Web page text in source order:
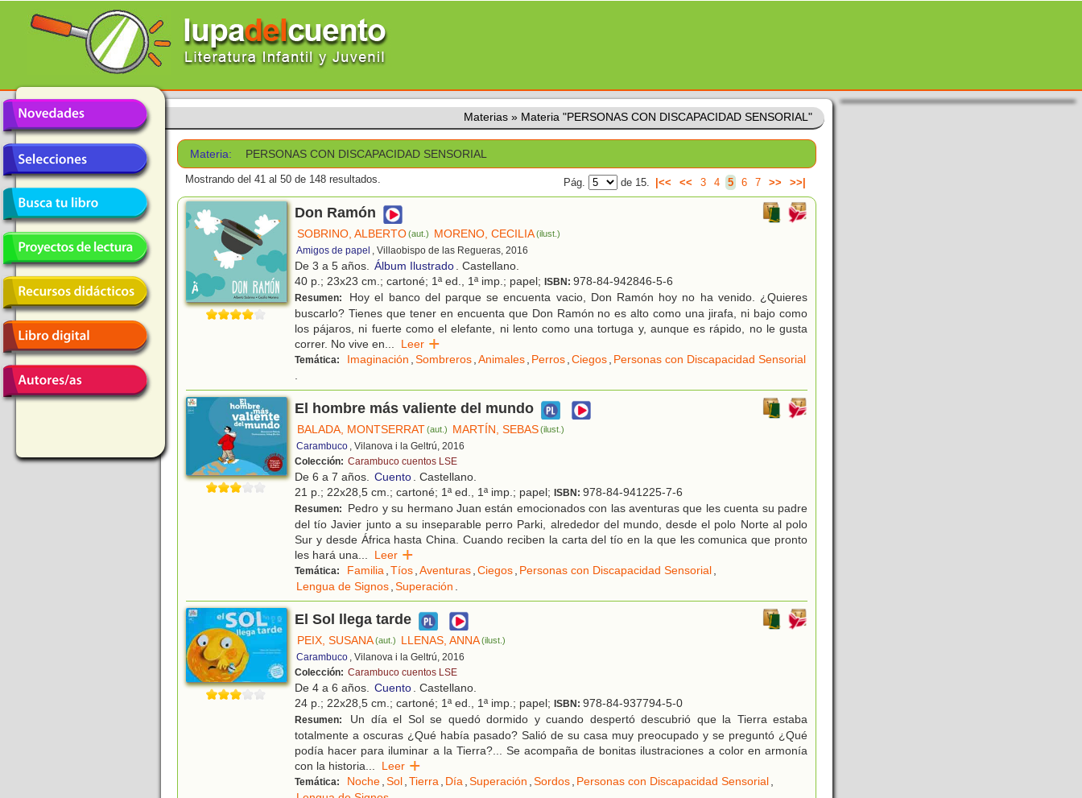
Materias » Materia "PERSONAS CON DISCAPACIDAD SENSORIAL"
Materia: PERSONAS CON DISCAPACIDAD SENSORIAL
Mostrando del 41 al 50 de 148 resultados. Pág. de 15. |<< << 3 4 5 6 7 >> >>|
Don Ramón
SOBRINO, ALBERTO(aut.) MORENO, CECILIA(ilust.)
Amigos de papel , Villaobispo de las Regueras, 2016
De 3 a 5 años. Álbum Ilustrado. Castellano.
40 p.; 23x23 cm.; cartoné; 1ª ed., 1ª imp.; papel; ISBN: 978-84-942846-5-6
Resumen:
Hoy el banco del parque se encuenta vacio, Don Ramón hoy no ha venido. ¿Quieres
buscarlo? Tienes que tener en encuenta que Don Ramón no es alto como una jirafa, ni bajo como
los pájaros, ni fuerte como el elefante, ni lento como una tortuga y, aunque es rápido, no le gusta
correr. No vive en... Leer
Temática: Imaginación ,Sombreros,Animales, Perros,Ciegos, Personas con Discapacidad Sensorial
.
El hombre más valiente del mundo
BALADA, MONTSERRAT(aut.) MARTÍN, SEBAS(ilust.)
Carambuco , Vilanova i la Geltrú, 2016
Colección: Carambuco cuentos LSE
De 6 a 7 años. Cuento. Castellano.
21 p.; 22x28,5 cm.; cartoné; 1ª ed., 1ª imp.; papel; ISBN: 978-84-941225-7-6
Resumen:
Pedro y su hermano Juan están emocionados con las aventuras que les cuenta su padre
del tío Javier junto a su inseparable perro Parki, alrededor del mundo, desde el polo Norte al polo
Sur y desde África hasta China. Cuando reciben la carta del tío en la que les comunica que pronto
les hará una... Leer
Temática: Familia,Tíos,Aventuras,Ciegos, Personas con Discapacidad Sensorial,
Lengua de Signos,Superación .
El Sol llega tarde
PEIX, SUSANA(aut.) LLENAS, ANNA(ilust.)
Carambuco , Vilanova i la Geltrú, 2016
Colección: Carambuco cuentos LSE
De 4 a 6 años. Cuento. Castellano.
24 p.; 22x28,5 cm.; cartoné; 1ª ed., 1ª imp.; papel; ISBN: 978-84-937794-5-0
Resumen:
Un día el Sol se quedó dormido y cuando despertó descubrió que la Tierra estaba
totalmente a oscuras ¿Qué había pasado? Salió de su casa muy preocupado y se preguntó ¿Qué
podía hacer para iluminar a la Tierra?... Se acompaña de bonitas ilustraciones a color en armonía
con la historia... Leer
Temática: Noche,Sol,Tierra, Día,Superación ,Sordos, Personas con Discapacidad Sensorial,